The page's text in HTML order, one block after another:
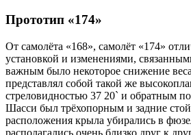
Прототип «174»
От самолёта «168», самолёт «174»
установкой и изменениями,
важным было некоторое снижение
представлял собой такой же
стреловидностью 37 20` и обратным
Шасси был трёхопорным и задние
расположения крыла убирались в